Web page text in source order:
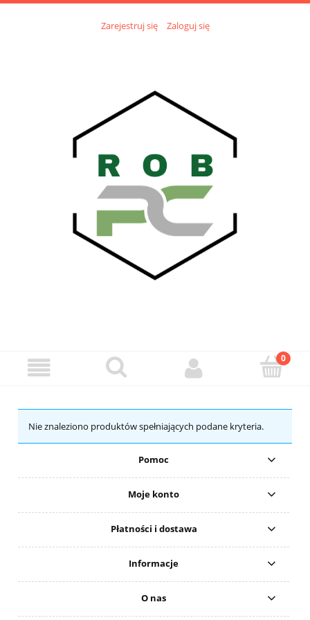
Zarejestruj się Zaloguj się
Nie znaleziono produktów spełniających podane kryteria.
Pomoc
Moje konto
Płatności i dostawa
Informacje
O nas